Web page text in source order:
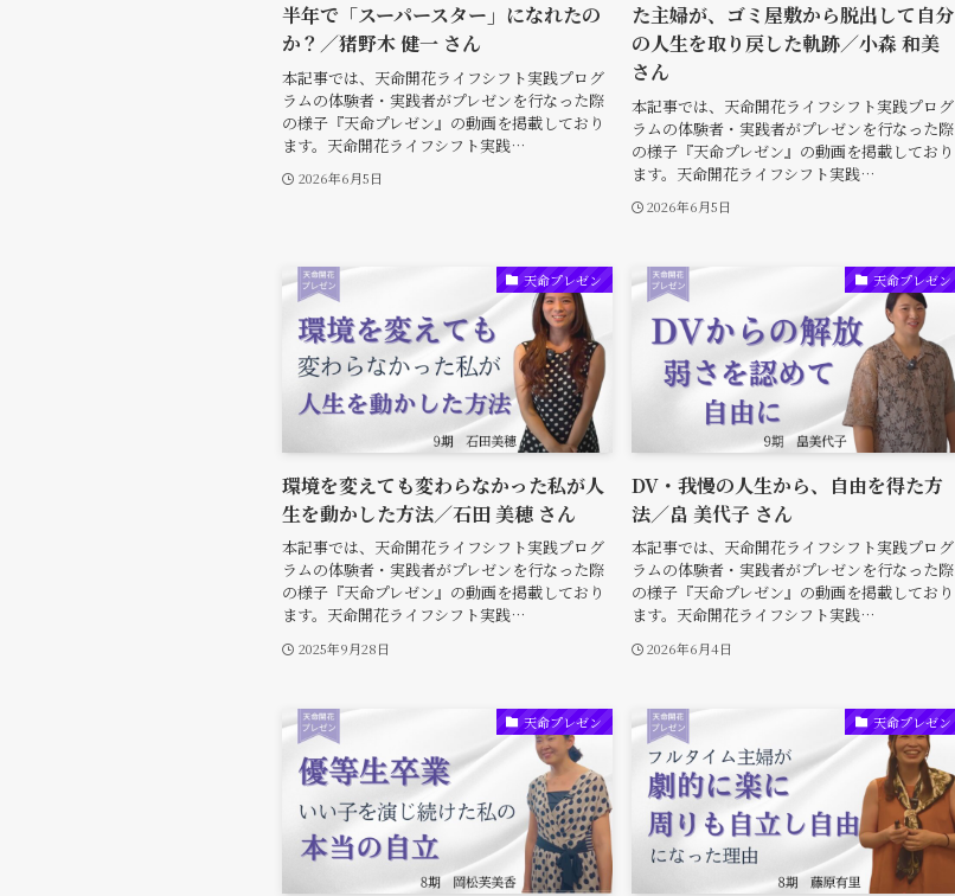
半年で「スーパースター」になれたの
か？／猪野木 健一 さん
本記事では、天命開花ライフシフト実践プログ
ラムの体験者・実践者がプレゼンを行なった際
の様子『天命プレゼン』の動画を掲載しており
ます。天命開花ライフシフト実践…
2026年6月5日
た主婦が、ゴミ屋敷から脱出して自分
の人生を取り戻した軌跡／小森 和美
さん
本記事では、天命開花ライフシフト実践プログ
ラムの体験者・実践者がプレゼンを行なった際
の様子『天命プレゼン』の動画を掲載しており
ます。天命開花ライフシフト実践…
2026年6月5日
天命プレゼン
環境を変えても変わらなかった私が人
生を動かした方法／石田 美穂 さん
本記事では、天命開花ライフシフト実践プログ
ラムの体験者・実践者がプレゼンを行なった際
の様子『天命プレゼン』の動画を掲載しており
ます。天命開花ライフシフト実践…
2025年9月28日
天命プレゼン
DV・我慢の人生から、自由を得た方
法／畠 美代子 さん
本記事では、天命開花ライフシフト実践プログ
ラムの体験者・実践者がプレゼンを行なった際
の様子『天命プレゼン』の動画を掲載しており
ます。天命開花ライフシフト実践…
2026年6月4日
天命プレゼン 天命プレゼン